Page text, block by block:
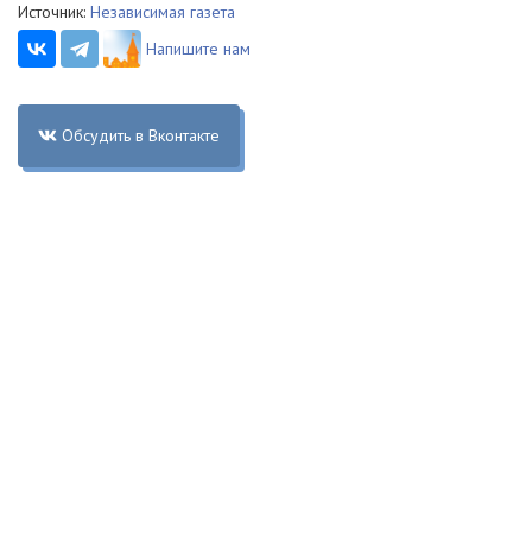
Источник: Независимая газета
Напишите нам
Обсудить в Вконтакте